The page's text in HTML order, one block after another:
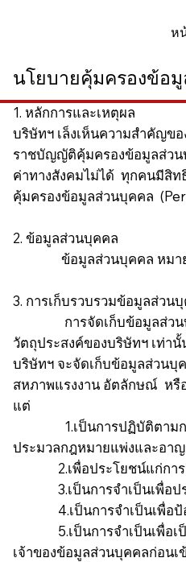
ห
นโยบายคุ้มครองข้อ
1. หลักการและเหตุผล
บริษัทฯ เล็งเห็นความสำคัญข
ราชบัญญัติคุ้มครองข้อมูลส่วน
ค่าทางสังคมไม่ได้ ทุกคนมีสิท
คุ้มครองข้อมูลส่วนบุคคล
2. ข้อมูลส่วนบุคคล
ข้อมูลส่วนบุคคล หมายถึง
3. การเก็บรวบรวมข้อมูลส่วน
การจัดเก็บข้อมูลส่วนบุคค
วัตถุประสงค์ของบริษัทฯ เท่า
บริษัทฯ จะจัดเก็บข้อมูลส่วน
สหภาพแรงงาน อัตลักษณ์ หรื
แต่
1.เป็นการปฏิบัติตามกฎห
ประมวลกฎหมายแพ่งและอา
2.เพื่อประโยชน์แก่การสืบ
3.เป็นการจำเป็นเพื่อประ
4.เป็นการจำเป็นเพื่อป้อง
5.เป็นการจำเป็นเพื่อเป็
เจ้าของข้อมูลส่วนบุคคลก่อน